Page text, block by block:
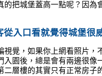
的把城堡蓋高一點呢？因為
從入口看就覺得城堡很
視覺，如果你上網看照片，
入園後，總是會有兩邊很像
二層樓的其實只有正常房子